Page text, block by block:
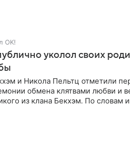
OK!
уколол своих
и Никола Пельтц отметили
обмена клятвами любви и
из клана Бекхэм. По словам